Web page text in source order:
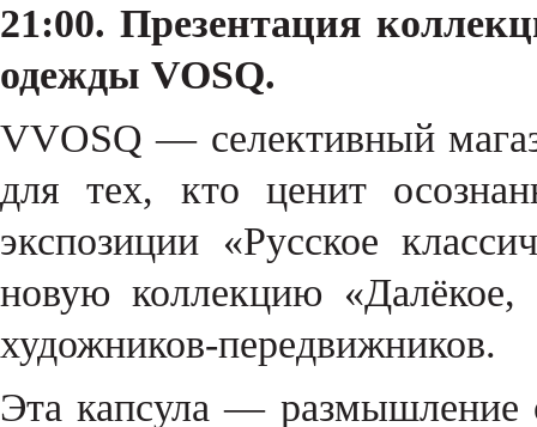
21:00. Презентация
одежды VOSQ.
VVOSQ — селективный
для тех, кто ценит
экспозиции «Русское
новую коллекцию «Далёкое,
художников-передвижников.
Эта капсула — размышление